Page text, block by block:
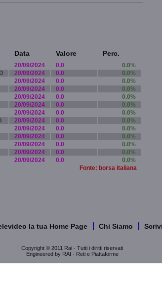
Data Valore Perc.
20/09/2024 0.0
0.0%
20/09/2024 0.0
0.0%
20/09/2024 0.0
0.0%
20/09/2024 0.0
0.0%
20/09/2024 0.0
0.0%
20/09/2024 0.0
0.0%
20/09/2024 0.0
0.0%
20/09/2024 0.0
0.0%
20/09/2024 0.0
0.0%
20/09/2024 0.0
0.0%
20/09/2024 0.0
0.0%
20/09/2024 0.0
0.0%
20/09/2024 0.0
0.0%
Fonte: borsa italiana
la tua Home Page Chi Siamo
Copyright © 2011 Rai - Tutti i diritti riservati
Engineered by RAI - Reti e Piattaforme